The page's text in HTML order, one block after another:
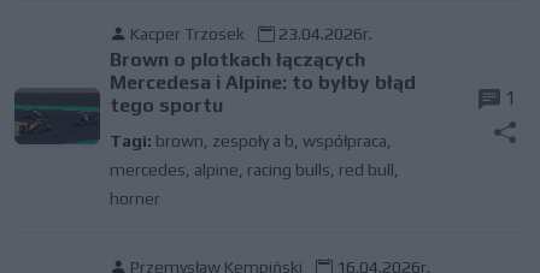
Kacper Trzosek 23.04.2026r.
Brown o plotkach łączących
Mercedesa i Alpine: to byłby błąd
tego sportu
Tagi: brown zespoły a b współpraca
mercedes alpine racing bulls red bull
horner
1
Przemysław Kempiński 16.04.2026r.